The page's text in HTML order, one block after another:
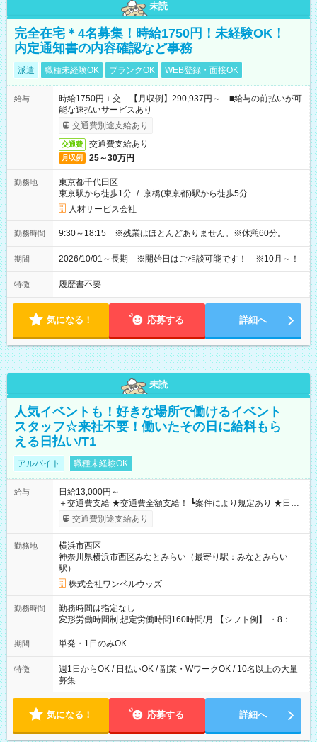
未読
完全在宅＊4名募集！時給1750円！未経験OK！
内定通知書の内容確認など事務
派遣 職種未経験OK ブランクOK WEB登録・面接OK
給与
時給1750円＋交 【月収例】290,937円～ ■給与の前払いが可
能な速払いサービスあり
交通費別途支給あり
交通費 交通費支給あり
月収例 25～30万円
勤務地
東京都千代田区
東京駅から徒歩1分 / 京橋(東京都)駅から徒歩5分
人材サービス会社
勤務時間 9:30～18:15 ※残業はほとんどありません。※休憩60分。
期間 2026/10/01～長期 ※開始日はご相談可能です！ ※10月～！
特徴 履歴書不要
気になる！ 応募する 詳細へ
未読
人気イベントも！好きな場所で働けるイベント
スタッフ☆来社不要！働いたその日に給料もら
える日払い/T1
アルバイト 職種未経験OK
給与
日給13,000円～
＋交通費支給 ★交通費全額支給！ ┗案件により規定あり ★日払
いOK！（規定あり） ┗働いたその日に現金GET♪ お仕事後はコ
ンビニATMから 日払い分を引き落とせます！ 【試用期間】試
交通費別途支給あり
勤務地
横浜市西区
神奈川県横浜市西区みなとみらい（最寄り駅：みなとみらい
駅）
株式会社ワンベルウッズ
勤務時間
勤務時間は指定なし
変形労働時間制 想定労働時間160時間/月 【シフト例】 ・8：00
～21：00
期間 単発・1日のみOK
特徴
週1日からOK / 日払いOK / 副業・WワークOK / 10名以上の大量
募集
気になる！ 応募する 詳細へ